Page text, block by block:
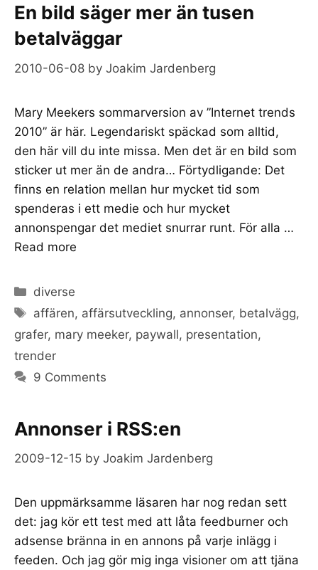
En bild säger mer än tusen
betalväggar
2010-06-08 by Joakim Jardenberg
Mary Meekers sommarversion av ”Internet trends
2010” är här. Legendariskt späckad som alltid,
den här vill du inte missa. Men det är en bild som
sticker ut mer än de andra… Förtydligande: Det
finns en relation mellan hur mycket tid som
spenderas i ett medie och hur mycket
annonspengar det mediet snurrar runt. För alla …
Read more
Categories
diverse
Tags
affären, affärsutveckling, annonser, betalvägg,
grafer, mary meeker, paywall, presentation,
trender
9 Comments
Annonser i RSS:en
2009-12-15 by Joakim Jardenberg
Den uppmärksamme läsaren har nog redan sett
det: jag kör ett test med att låta feedburner och
adsense bränna in en annons på varje inlägg i
feeden. Och jag gör mig inga visioner om att tjäna